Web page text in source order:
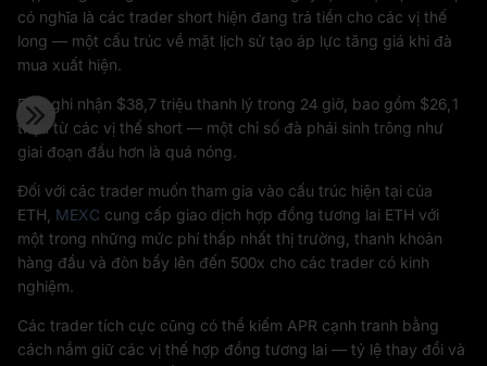
có nghĩa là các trader short hiện đang trả tiền cho các vị thế
long — một cấu trúc về mặt lịch sử tạo áp lực tăng giá khi đà
mua xuất hiện.
ETH ghi nhận $38,7 triệu thanh lý trong 24 giờ, bao gồm $26,1
triệu từ các vị thế short — một chỉ số đà phái sinh trông như
giai đoạn đầu hơn là quá nóng.
Đối với các trader muốn tham gia vào cấu trúc hiện tại của
ETH, MEXC cung cấp giao dịch hợp đồng tương lai ETH với
một trong những mức phí thấp nhất thị trường, thanh khoản
hàng đầu và đòn bẩy lên đến 500x cho các trader có kinh
nghiệm.
Các trader tích cực cũng có thể kiếm APR cạnh tranh bằng
cách nắm giữ các vị thế hợp đồng tương lai — tỷ lệ thay đổi và